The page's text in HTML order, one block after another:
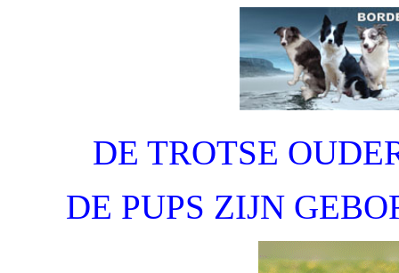
DE TROTSE
DE PUPS ZIJN